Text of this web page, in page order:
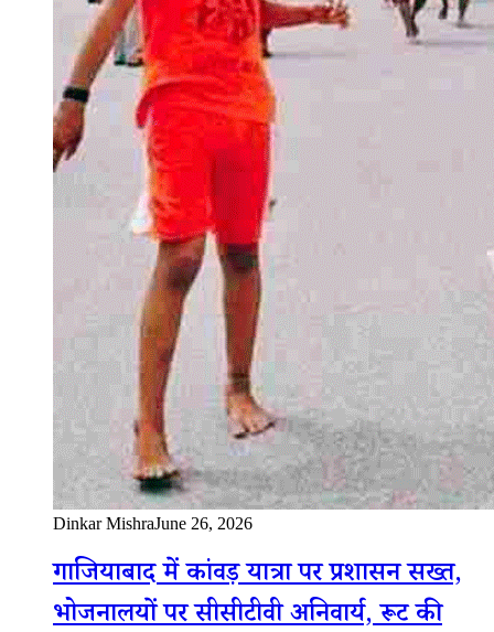
Dinkar MishraJune 26, 2026
गाजियाबाद में कांवड़ यात्रा पर प्रशासन सख्त,
भोजनालयों पर सीसीटीवी अनिवार्य, रूट की